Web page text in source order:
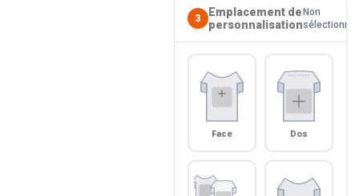
3
Emplacement de
personnalisation
Non
sélectionné
Face Dos